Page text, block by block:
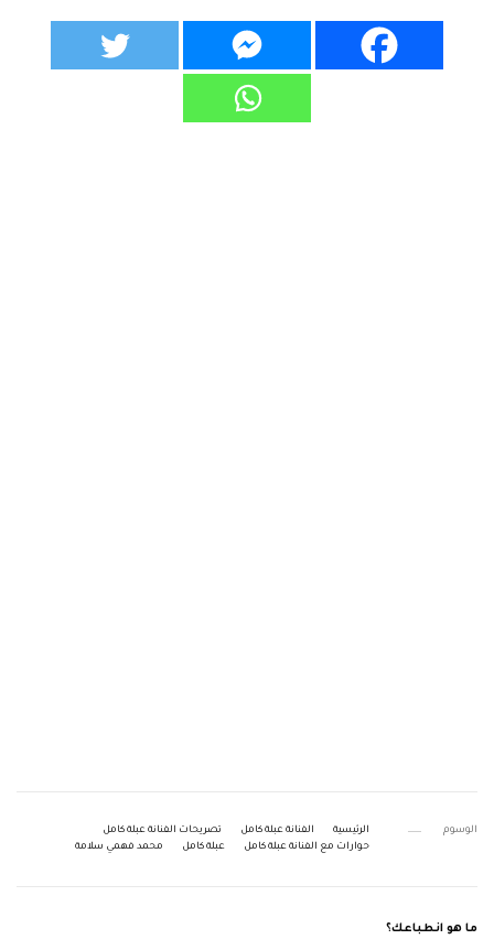
الوسوم الرئيسية الفنانة عبلة كامل
تصريحات الفنانة عبلة كامل
حوارات مع الفنانة عبلة كامل
عبلة كامل محمد فهمي سلامة
ما هو انطباعك؟